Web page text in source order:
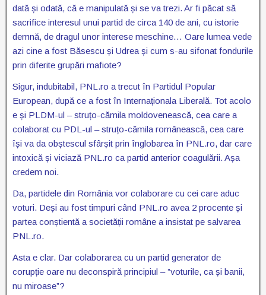
dată și odată, că e manipulată și se va trezi. Ar fi păcat să
sacrifice interesul unui partid de circa 140 de ani, cu istorie
demnă, de dragul unor interese meschine… Oare lumea vede
azi cine a fost Băsescu și Udrea și cum s-au sifonat fondurile
prin diferite grupări mafiote?
Sigur, indubitabil, PNL.ro a trecut în Partidul Popular
European, după ce a fost în Internaționala Liberală. Tot acolo
e și PLDM-ul – struțo-cămila moldovenească, cea care a
colaborat cu PDL-ul – struțo-cămila românească, cea care
își va da obștescul sfârșit prin înglobarea în PNL.ro, dar care
intoxică și viciază PNL.ro ca partid anterior coagulării. Așa
credem noi.
Da, partidele din România vor colaborare cu cei care aduc
voturi. Deși au fost timpuri când PNL.ro avea 2 procente și
partea conștientă a societății române a insistat pe salvarea
PNL.ro.
Asta e clar. Dar colaborarea cu un partid generator de
corupție oare nu deconspiră principiul – ”voturile, ca și banii,
nu miroase”?